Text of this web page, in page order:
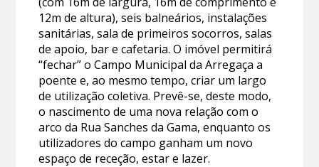
12m de altura), seis balneários, instalações
sanitárias, sala de primeiros socorros, salas
de apoio, bar e cafetaria. O imóvel permitirá
“fechar” o Campo Municipal da Arregaça a
poente e, ao mesmo tempo, criar um largo
de utilização coletiva. Prevê-se, deste modo,
o nascimento de uma nova relação com o
arco da Rua Sanches da Gama, enquanto os
utilizadores do campo ganham um novo
espaço de receção, estar e lazer.